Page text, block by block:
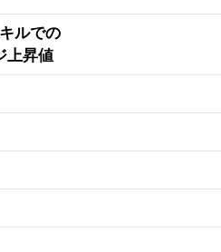
ルでの
上昇値